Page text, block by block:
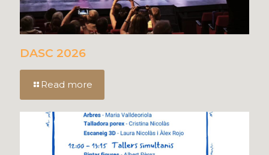
DASC 2026
Read more